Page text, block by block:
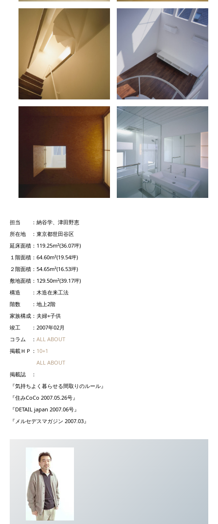
担当 ：納谷学、津田野恵
所在地 ：東京都世田谷区
延床面積：119.25m²(36.07坪)
１階面積：64.60m²(19.54坪)
２階面積：54.65m²(16.53坪)
敷地面積：129.50m²(39.17坪)
構造 ：木造在来工法
階数 ：地上2階
家族構成：夫婦+子供
竣工 ：2007年02月
コラム ： ALL ABOUT
掲載ＨＰ： 10+1
ALL ABOUT
掲載誌 ：
『気持ちよく暮らせる間取りのルール』
『住みCoCo 2007.05.26号』
『DETAIL japan 2007.06号』
『メルセデスマガジン 2007.03』